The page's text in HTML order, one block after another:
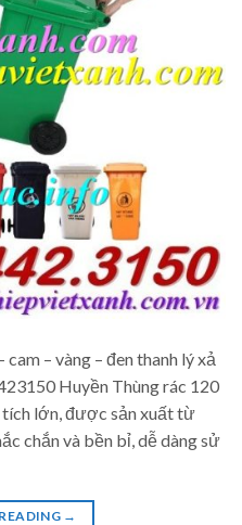
– vàng – đen thanh lý xả
Huyền Thùng rác 120
tích lớn, được sản xuất từ
chắn và bền bỉ, dễ dàng sử
→